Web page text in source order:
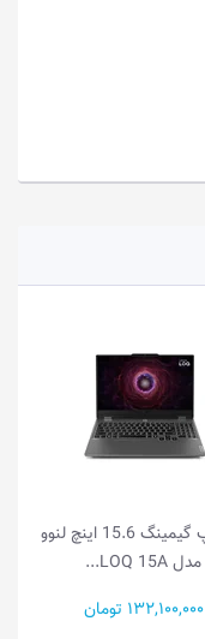
لپ تاپ گیمینگ 15.6 اینچ لنوو
مدل LOQ 15A...
132,100,000 تومان